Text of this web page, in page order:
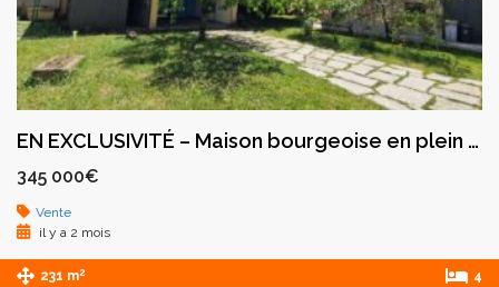
EN EXCLUSIVITÉ – Maison bourgeoise en plein cœur de Montbrison
345 000€
Vente
il y a 2 mois
231 m2 4